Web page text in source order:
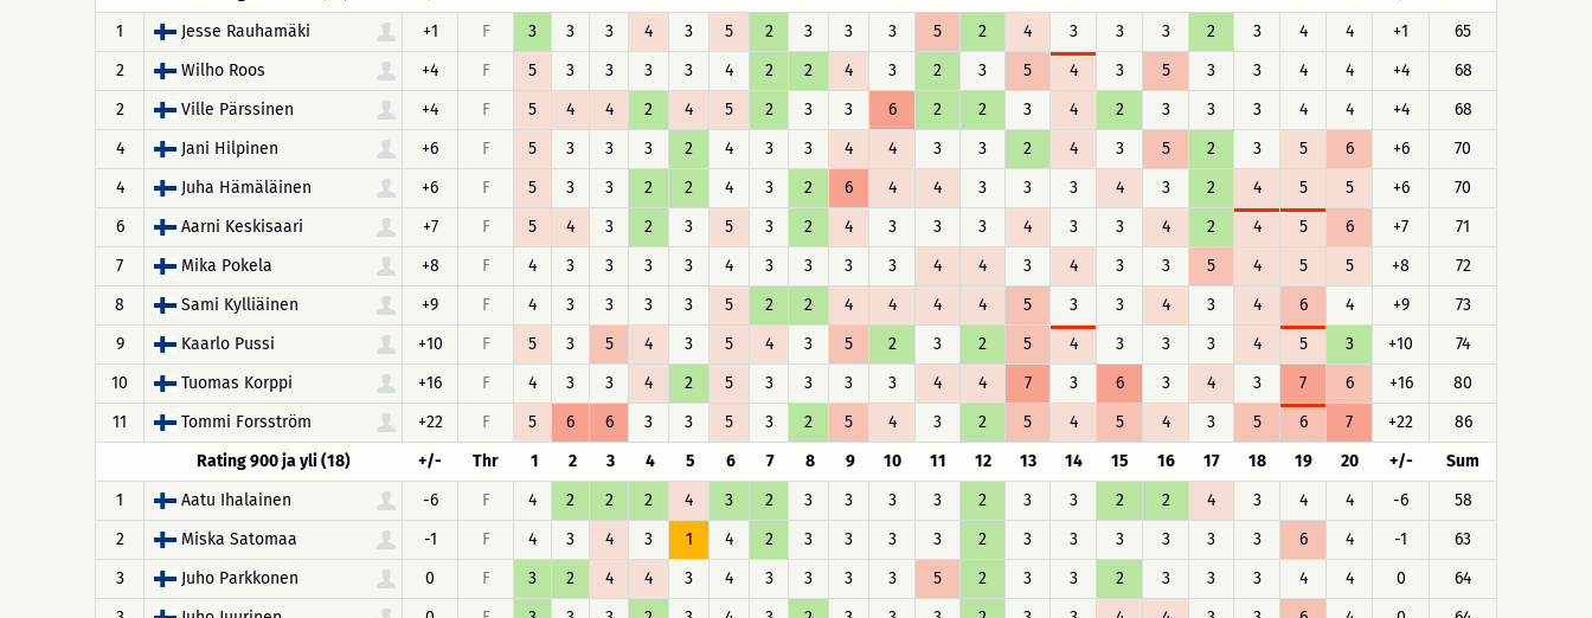
1
Jesse Rauhamäki +1 F 3 3 3 4 3 5 2 3 3 3 5 2 4 3 3 3 2 3 4 4 +1
65
2
Wilho Roos +4 F 5 3 3 3 3 4 2 2 4 3 2 3 5 4 3 5 3 3 4 4 +4
68
2
Ville Pärssinen +4 F 5 4 4 2 4 5 2 3 3 6 2 2 3 4 2 3 3 3 4 4 +4
68
4
Jani Hilpinen +6 F 5 3 3 3 2 4 3 3 4 4 3 3 2 4 3 5 2 3 5 6 +6
70
4
Juha Hämäläinen +6 F 5 3 3 2 2 4 3 2 6 4 4 3 3 3 4 3 2 4 5 5 +6
70
6
Aarni Keskisaari +7 F 5 4 3 2 3 5 3 2 4 3 3 3 4 3 3 4 2 4 5 6 +7
71
7
Mika Pokela +8 F 4 3 3 3 3 4 3 3 3 3 4 4 3 4 3 3 5 4 5 5 +8
72
8
Sami Kylliäinen +9 F 4 3 3 3 3 5 2 2 4 4 4 4 5 3 3 4 3 4 6 4 +9
73
9
Kaarlo Pussi +10 F 5 3 5 4 3 5 4 3 5 2 3 2 5 4 3 3 3 4 5 3 +10
74
10
Tuomas Korppi +16 F 4 3 3 4 2 5 3 3 3 3 4 4 7 3 6 3 4 3 7 6 +16
80
11
Tommi Forsström +22 F 5 6 6 3 3 5 3 2 5 4 3 2 5 4 5 4 3 5 6 7 +22
86
Rating 900 ja yli (18)
+/- Thr 1 2 3 4 5 6 7 8 9 10 11 12 13 14 15 16 17 18 19 20 +/-
Sum
1
Aatu Ihalainen -6 F 4 2 2 2 4 3 2 3 3 3 3 2 3 3 2 2 4 3 4 4 -6
58
2
Miska Satomaa -1 F 4 3 4 3 1 4 2 3 3 3 3 2 3 3 3 3 3 3 6 4 -1
63
3
Juho Parkkonen 0 F 3 2 4 4 3 4 3 3 3 3 5 2 3 3 2 3 3 3 4 4 0
64